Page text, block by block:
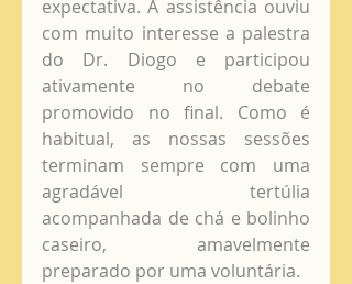
expectativa. A assistência ouviu
com muito interesse a palestra
do Dr. Diogo e participou
ativamente no debate
promovido no final. Como é
habitual, as nossas sessões
terminam sempre com uma
agradável tertúlia
acompanhada de chá e bolinho
caseiro, amavelmente
preparado por uma voluntária.